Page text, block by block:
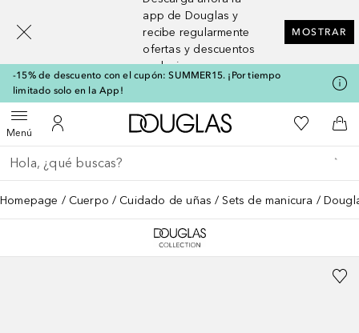
app de Douglas y
recibe regularmente
ofertas y descuentos
exclusivos
MOSTRAR
-15% de descuento con el cupón: SUMMER15. ¡Por tiempo
limitado solo en la App!
MenúAbrir menúMi cuenta
A Douglas HomeMi lista de
A
Regresar
Ejecutar búsqueda
Homepage Cuerpo Cuidado de uñas Sets de manicura
[navigation.slideout.screenreader]